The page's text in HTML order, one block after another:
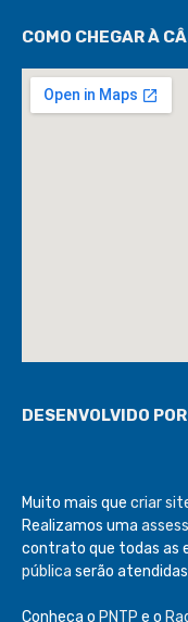
COMO CHEGAR À
DESENVOLVIDO
Muito mais que criar
Realizamos uma
contrato que todas as
pública serão
Conheça o PNTP e o